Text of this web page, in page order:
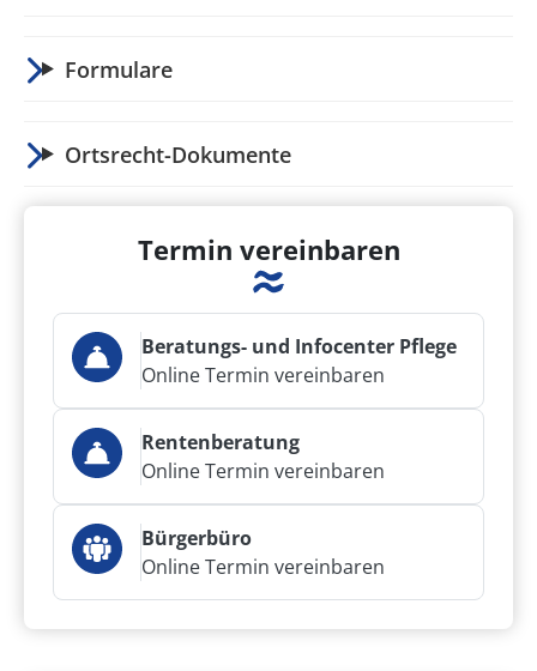
Formulare
Ortsrecht-Dokumente
Termin vereinbaren
Beratungs- und Infocenter Pflege
Online Termin vereinbaren
Rentenberatung
Online Termin vereinbaren
Bürgerbüro
Online Termin vereinbaren